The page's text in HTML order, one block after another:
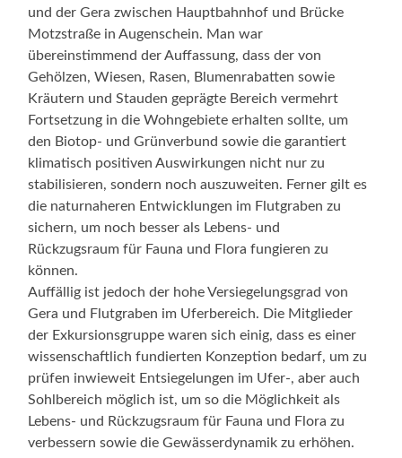
und der Gera zwischen Hauptbahnhof und Brücke
Motzstraße in Augenschein. Man war
übereinstimmend der Auffassung, dass der von
Gehölzen, Wiesen, Rasen, Blumenrabatten sowie
Kräutern und Stauden geprägte Bereich vermehrt
Fortsetzung in die Wohngebiete erhalten sollte, um
den Biotop- und Grünverbund sowie die garantiert
klimatisch positiven Auswirkungen nicht nur zu
stabilisieren, sondern noch auszuweiten. Ferner gilt es
die naturnaheren Entwicklungen im Flutgraben zu
sichern, um noch besser als Lebens- und
Rückzugsraum für Fauna und Flora fungieren zu
können.
Auffällig ist jedoch der hohe Versiegelungsgrad von
Gera und Flutgraben im Uferbereich. Die Mitglieder
der Exkursionsgruppe waren sich einig, dass es einer
wissenschaftlich fundierten Konzeption bedarf, um zu
prüfen inwieweit Entsiegelungen im Ufer-, aber auch
Sohlbereich möglich ist, um so die Möglichkeit als
Lebens- und Rückzugsraum für Fauna und Flora zu
verbessern sowie die Gewässerdynamik zu erhöhen.